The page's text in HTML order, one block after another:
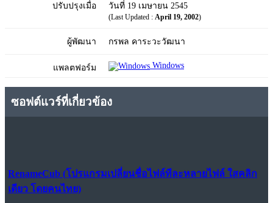
ปรับปรุงเมื่อ วันที่ 19 เมษายน 2545
(Last Updated : April 19, 2002)
ผู้พัฒนา กรพล คาระวะวัฒนา
แพลตฟอร์ม Windows
ซอฟต์แวร์ที่เกี่ยวข้อง
RenameCub (โปรแกรมเปลี่ยนชื่อไฟล์ทีละหลายไฟล์ ใสคลิก
เดียว โดยคนไทย)